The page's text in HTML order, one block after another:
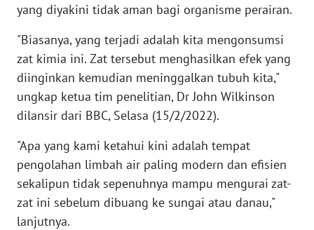
yang diyakini tidak aman bagi organisme perairan.
"Biasanya, yang terjadi adalah kita mengonsumsi
zat kimia ini. Zat tersebut menghasilkan efek yang
diinginkan kemudian meninggalkan tubuh kita,"
ungkap ketua tim penelitian, Dr John Wilkinson
dilansir dari BBC, Selasa (15/2/2022).
"Apa yang kami ketahui kini adalah tempat
pengolahan limbah air paling modern dan efisien
sekalipun tidak sepenuhnya mampu mengurai zat-
zat ini sebelum dibuang ke sungai atau danau,"
lanjutnya.
KARIR
DISCLAIMER
News
Regional
WN
SUMUT
WN
JAKARTA